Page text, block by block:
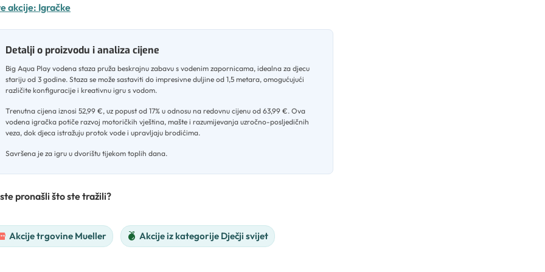
akcije: Igračke
Detalji o proizvodu i analiza cijene
Big Aqua Play vodena staza pruža beskrajnu zabavu s vodenim zapornicama, idealna za djecu
stariju od 3 godine. Staza se može sastaviti do impresivne duljine od 1,5 metara, omogućujući
različite konfiguracije i kreativnu igru s vodom.
Trenutna cijena iznosi 52,99 €, uz popust od 17% u odnosu na redovnu cijenu od 63,99 €. Ova
vodena igračka potiče razvoj motoričkih vještina, mašte i razumijevanja uzročno-posljedičnih
veza, dok djeca istražuju protok vode i upravljaju brodićima.
Savršena je za igru u dvorištu tijekom toplih dana.
pronašli što ste tražili?
Akcije trgovine Mueller Akcije iz kategorije Dječji svijet